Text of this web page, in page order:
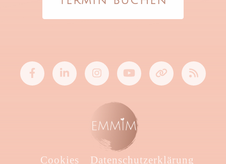
Cookies Datenschutzerklärung